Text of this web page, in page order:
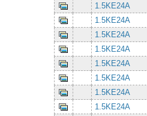
1.5KE24A
1.5KE24A
1.5KE24A
1.5KE24A
1.5KE24A
1.5KE24A
1.5KE24A
1.5KE24A